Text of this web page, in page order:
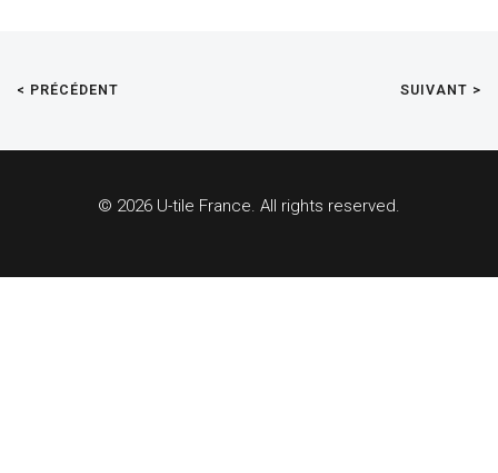
< PRÉCÉDENT SUIVANT >
© 2026 U-tile France. All rights reserved.